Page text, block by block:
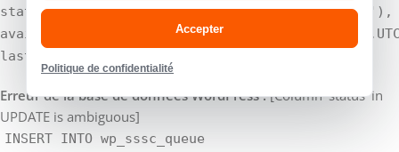
Accepter
Politique de confidentialité
status=IF(status='building','building','queued'),
last_error='', updated_at=UTC_TIMESTAMP()
Erreur de la base de données WordPress :[Column 'status' in
UPDATE is ambiguous]
INSERT INTO wp_sssc_queue